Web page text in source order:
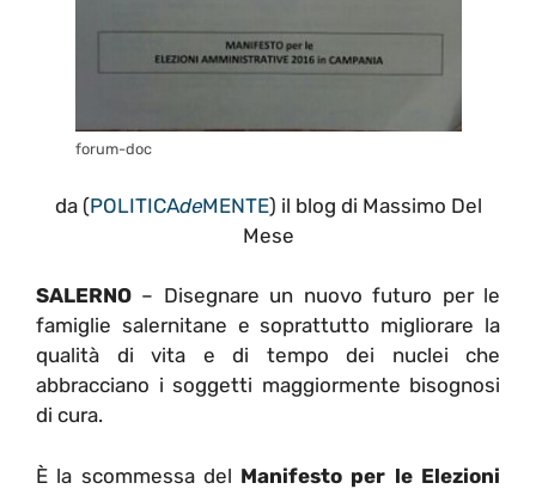
forum-doc
da (POLITICAdeMENTE) il blog di Massimo Del
Mese
SALERNO – Disegnare un nuovo futuro per le
famiglie salernitane e soprattutto migliorare la
qualità di vita e di tempo dei nuclei che
abbracciano i soggetti maggiormente bisognosi
di cura.
È la scommessa del Manifesto per le Elezioni